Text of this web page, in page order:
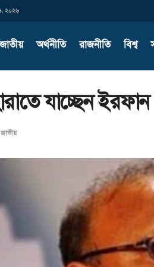
২০২৬
জাতীয় অর্থনীতি রাজনীতি বিশ্ব
যাচ্ছেন ইরফান
জাতীয়